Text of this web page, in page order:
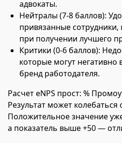
адвокаты.
Нейтралы (7-8 баллов):
привязанные сотрудники,
при получении лучшего
Критики (0-6 баллов):
которые могут негативно
бренд работодателя.
Расчет eNPS прост: %
Результат может колебаться
Положительное значение
а показатель выше +50 —